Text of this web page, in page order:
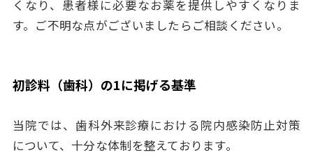
くなり、患者様に必要なお薬を提供しやすくなりま
す。ご不明な点がございましたらご相談ください。
初診料（歯科）の1に掲げる基準
当院では、歯科外来診療における院内感染防止対策
について、十分な体制を整えております。